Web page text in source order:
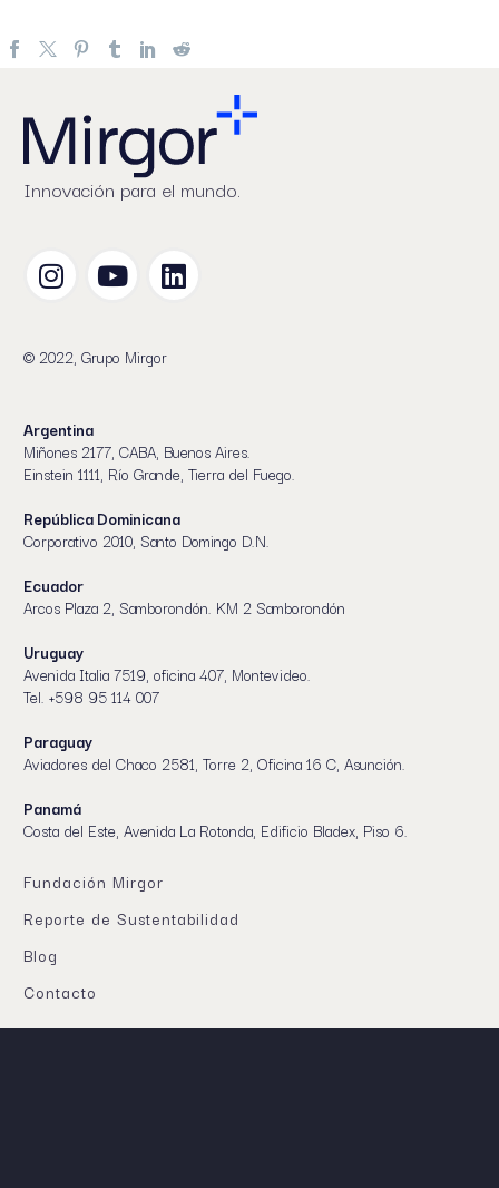
Innovación para el mundo.
© 2022, Grupo Mirgor
Argentina
Miñones 2177, CABA, Buenos Aires.
Einstein 1111, Río Grande, Tierra del Fuego.
República Dominicana
Corporativo 2010, Santo Domingo D.N.
Ecuador
Arcos Plaza 2, Samborondón. KM 2 Samborondón
Uruguay
Avenida Italia 7519, oficina 407, Montevideo.
Tel. +598 95 114 007
Paraguay
Aviadores del Chaco 2581, Torre 2, Oficina 16 C, Asunción.
Panamá
Costa del Este, Avenida La Rotonda, Edificio Bladex, Piso 6.
Fundación Mirgor
Reporte de Sustentabilidad
Blog
Contacto